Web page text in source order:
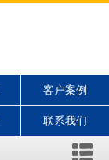
客户案例
联系我们